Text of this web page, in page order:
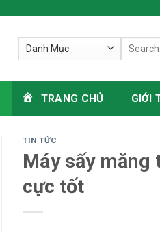
Search
TRANG CHỦ GIỚI
TIN TỨC
Máy sấy măng
cực tốt